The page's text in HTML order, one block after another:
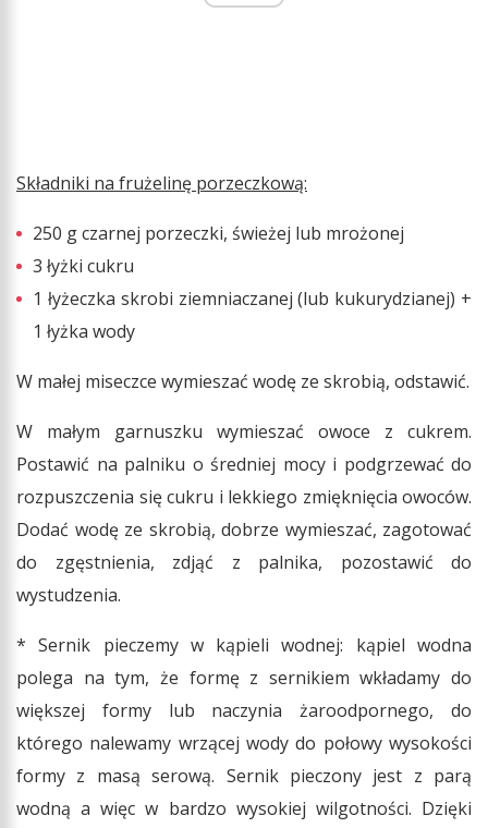
Składniki na frużelinę porzeczkową:
250 g czarnej porzeczki, świeżej lub mrożonej
3 łyżki cukru
1 łyżeczka skrobi ziemniaczanej (lub kukurydzianej) +
1 łyżka wody
W małej miseczce wymieszać wodę ze skrobią, odstawić.
W małym garnuszku wymieszać owoce z cukrem.
Postawić na palniku o średniej mocy i podgrzewać do
rozpuszczenia się cukru i lekkiego zmięknięcia owoców.
Dodać wodę ze skrobią, dobrze wymieszać, zagotować
do zgęstnienia, zdjąć z palnika, pozostawić do
wystudzenia.
* Sernik pieczemy w kąpieli wodnej: kąpiel wodna
polega na tym, że formę z sernikiem wkładamy do
większej formy lub naczynia żaroodpornego, do
którego nalewamy wrzącej wody do połowy wysokości
formy z masą serową. Sernik pieczony jest z parą
wodną a więc w bardzo wysokiej wilgotności. Dzięki